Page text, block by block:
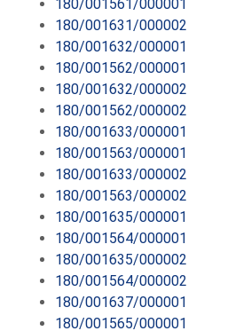
180/001561/000001
180/001631/000002
180/001632/000001
180/001562/000001
180/001632/000002
180/001562/000002
180/001633/000001
180/001563/000001
180/001633/000002
180/001563/000002
180/001635/000001
180/001564/000001
180/001635/000002
180/001564/000002
180/001637/000001
180/001565/000001